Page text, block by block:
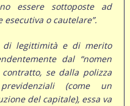
essere sottoposte ad
esecutiva o cautelare”.
di legittimità e di merito
dal “nomen
se dalla polizza
(come un
del capitale), essa va